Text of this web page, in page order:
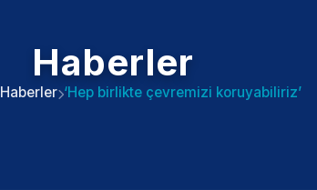
Haberler
Haberler ‘Hep birlikte çevremizi koruyabiliriz’